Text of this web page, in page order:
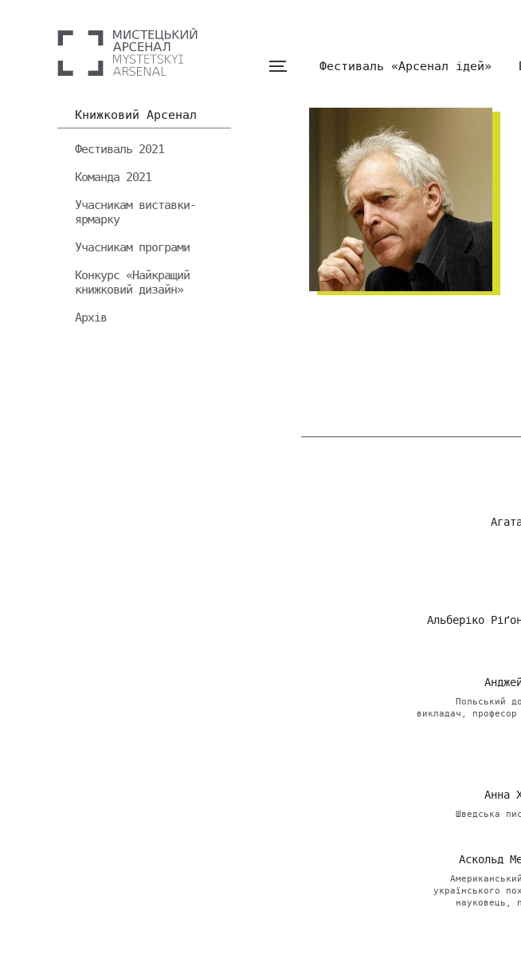
Фестиваль «Арсенал ідей»
Книжковий Арсенал
Фестиваль 2021
Команда 2021
Учасникам виставки-
ярмарку
Учасникам програми
Конкурс «Найкращий
книжковий дизайн»
Архів
Альберіко
Польський
викладач, професор
Анна
Шведська
Аскольд
українського
науковець,